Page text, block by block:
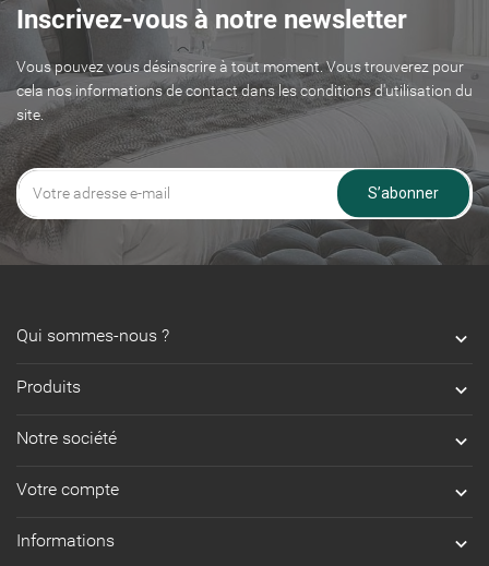
Inscrivez-vous à notre newsletter
Vous pouvez vous désinscrire à tout moment. Vous trouverez pour
cela nos informations de contact dans les conditions d'utilisation du
site.
S’abonner
Qui sommes-nous ? 
Produits 
Notre société 
Votre compte 
Informations 